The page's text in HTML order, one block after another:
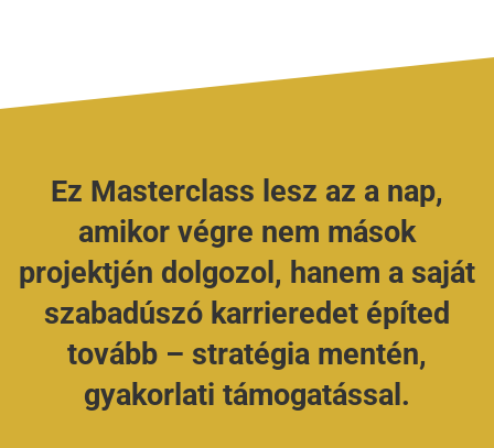
Ez Masterclass lesz az a nap,
amikor végre nem mások
projektjén dolgozol, hanem a saját
szabadúszó karrieredet építed
tovább – stratégia mentén,
gyakorlati támogatással.